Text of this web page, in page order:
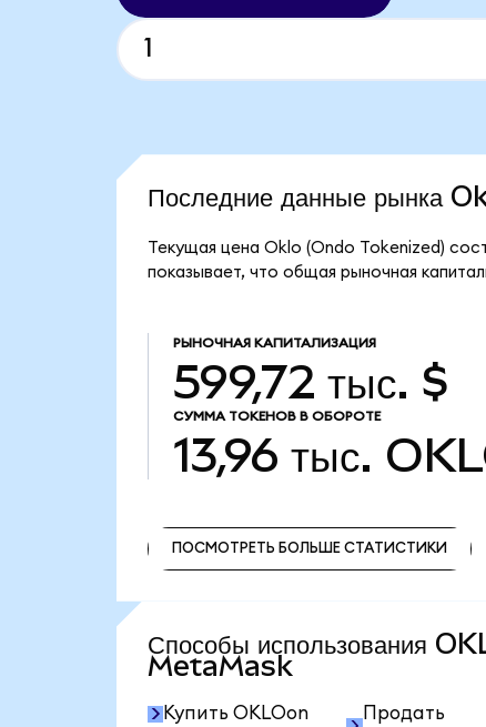
Последние данные рынка
Текущая цена Oklo (Ondo Tokenized)
показывает, что общая рыночная
РЫНОЧНАЯ КАПИТАЛИЗАЦИЯ
599,72 тыс. $
СУММА ТОКЕНОВ В ОБОРОТЕ
13,96 тыс.
ПОСМОТРЕТЬ БОЛЬШЕ СТАТИСТИКИ
Способы использования
MetaMask
Купить OKLOon
Продать